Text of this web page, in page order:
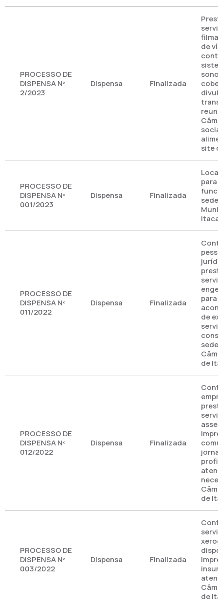
PROCESSO DE
DISPENSA Nº
2/2023
Dispensa Finalizada
de
site
PROCESSO DE
DISPENSA Nº
001/2023
Dispensa Finalizada
para
PROCESSO DE
DISPENSA Nº
011/2022
Dispensa Finalizada
para
de
de
PROCESSO DE
DISPENSA Nº
012/2022
Dispensa Finalizada
de
PROCESSO DE
DISPENSA Nº
003/2022
Dispensa Finalizada
de